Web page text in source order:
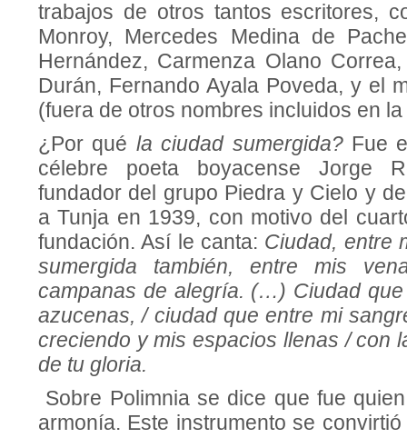
trabajos de otros tantos escritores,
Monroy, Mercedes Medina de
Hernández, Carmenza Olano
Durán, Fernando Ayala Poveda, y el
(fuera de otros nombres incluidos en
¿Por qué la ciudad sumergida? Fue
célebre poeta boyacense Jorge
fundador del grupo Piedra y Cielo y
a Tunja en 1939, con motivo del
fundación. Así le canta: Ciudad, entre
sumergida también, entre mis
campanas de alegría. (…) Ciudad
azucenas, / ciudad que entre mi
creciendo y mis espacios llenas / con
de tu gloria.
Sobre Polimnia se dice que fue
armonía. Este instrumento se